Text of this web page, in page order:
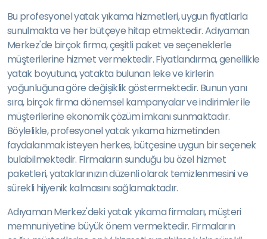
Bu profesyonel yatak yıkama hizmetleri, uygun fiyatlarla
sunulmakta ve her bütçeye hitap etmektedir. Adıyaman
Merkez'de birçok firma, çeşitli paket ve seçeneklerle
müşterilerine hizmet vermektedir. Fiyatlandırma, genellikle
yatak boyutuna, yatakta bulunan leke ve kirlerin
yoğunluğuna göre değişiklik göstermektedir. Bunun yanı
sıra, birçok firma dönemsel kampanyalar ve indirimler ile
müşterilerine ekonomik çözüm imkanı sunmaktadır.
Böylelikle, profesyonel yatak yıkama hizmetinden
faydalanmak isteyen herkes, bütçesine uygun bir seçenek
bulabilmektedir. Firmaların sunduğu bu özel hizmet
paketleri, yataklarınızın düzenli olarak temizlenmesini ve
sürekli hijyenik kalmasını sağlamaktadır.
Adıyaman Merkez'deki yatak yıkama firmaları, müşteri
memnuniyetine büyük önem vermektedir. Firmaların